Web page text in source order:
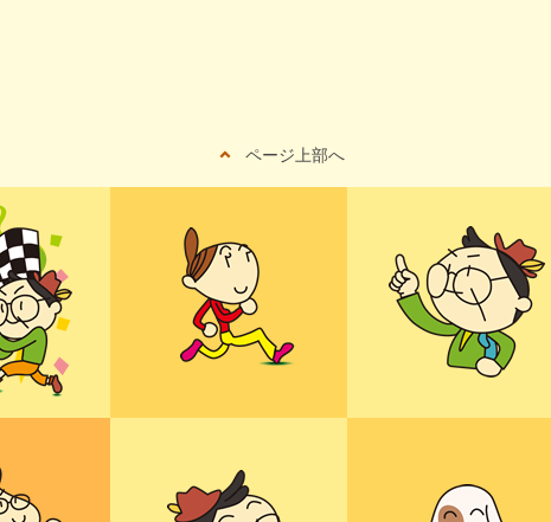
ページ上部へ